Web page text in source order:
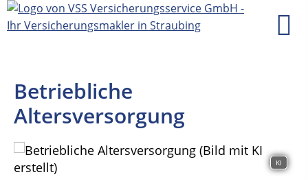
Betriebliche
Altersversorgung
KI